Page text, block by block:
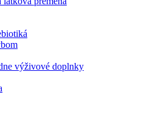
výživové doplnky